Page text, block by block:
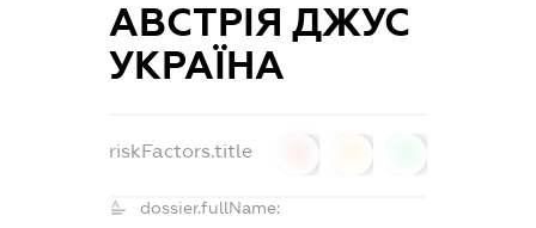
АВСТРІЯ ДЖУС
УКРАЇНА
riskFactors.title
dossier.fullName: